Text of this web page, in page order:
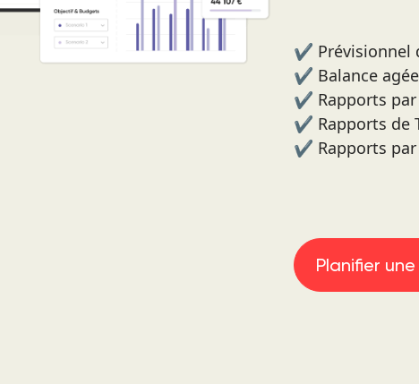
✔️ Prévisionnel
✔️ Balance agée
✔️ Rapports par
✔️ Rapports de
✔️ Rapports par
Planifier